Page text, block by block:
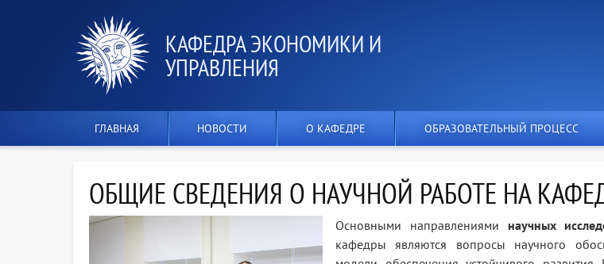
КАФЕДРА ЭКОНОМИКИ И
УПРАВЛЕНИЯ
ГЛАВНАЯ НОВОСТИ О КАФЕДРЕ ОБРАЗОВАТЕЛЬНЫЙ ПРОЦЕСС
ОБЩИЕ СВЕДЕНИЯ О НАУЧНОЙ РАБОТЕ НА
Основными направлениями научных
кафедры являются вопросы научного